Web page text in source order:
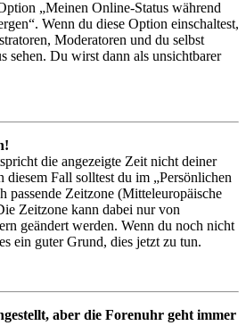
„Meinen Online-Status während
Wenn du diese Option einschaltest,
Moderatoren und du selbst
sehen. Du wirst dann als unsichtbarer
die angezeigte Zeit nicht deiner
diesem Fall solltest du im „Persönlichen
passende Zeitzone (Mitteleuropäische
Zeitzone kann dabei nur von
geändert werden. Wenn du noch nicht
ein guter Grund, dies jetzt zu tun.
aber die Forenuhr geht immer